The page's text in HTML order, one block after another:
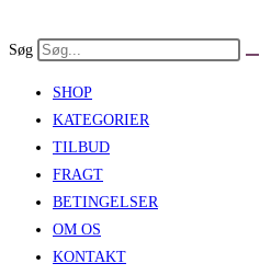
to
Søg
SHOP
KATEGORIER
TILBUD
FRAGT
BETINGELSER
OM OS
KONTAKT